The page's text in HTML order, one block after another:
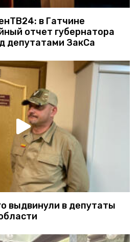
в Гатчине
отчет губернатора
депутатами ЗакСа
выдвинули в депутаты